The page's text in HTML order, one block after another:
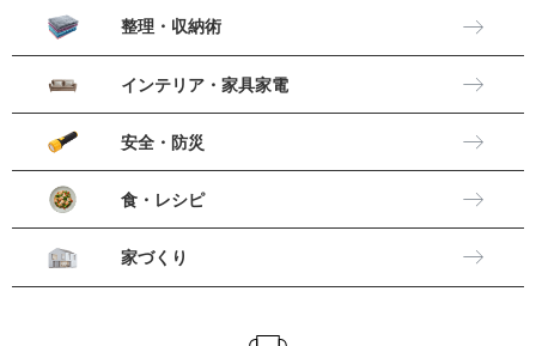
整理・収納術
インテリア・家具家電
安全・防災
食・レシピ
家づくり